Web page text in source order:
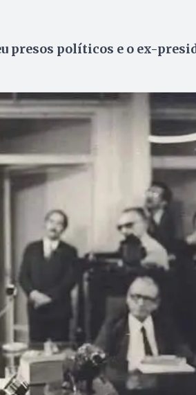
políticos e o ex-